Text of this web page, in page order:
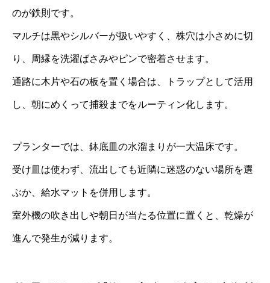
のが鉄則です。
マルチは黒やシルバーが扱いやすく、株穴は小さめに切
り、周縁を洗濯ばさみやピンで密着させます。
通路に木片や石の板を置く場合は、トラップとして活用
し、朝にめくって捕殺までをルーティン化します。
プランターでは、鉢底皿の水溜まりが一大温床です。
受け皿は使わず、流出しても近隣に迷惑のない場所を選
ぶか、給水マットを併用します。
室外機の吹き出しや朝日が当たる位置に置くと、乾燥が
進んで発生が減ります。